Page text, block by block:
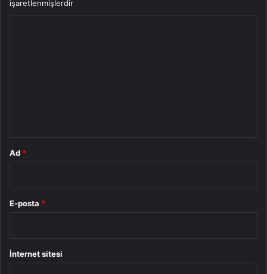
işaretlenmişlerdir
Ad *
E-posta *
İnternet sitesi